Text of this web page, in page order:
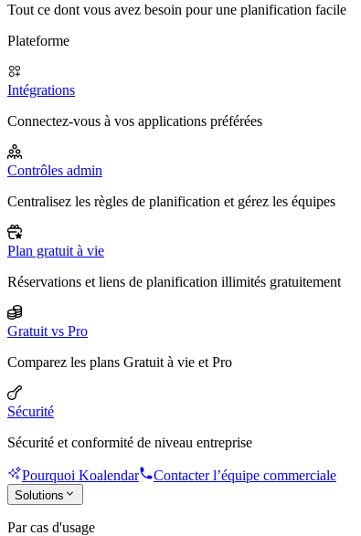
Tout ce dont vous avez besoin pour une planification facile
Plateforme
Intégrations
Connectez-vous à vos applications préférées
Contrôles admin
Centralisez les règles de planification et gérez les équipes
Plan gratuit à vie
Réservations et liens de planification illimités gratuitement
Gratuit vs Pro
Comparez les plans Gratuit à vie et Pro
Sécurité
Sécurité et conformité de niveau entreprise
Pourquoi Koalendar Contacter l’équipe commerciale
Solutions
Par cas d'usage